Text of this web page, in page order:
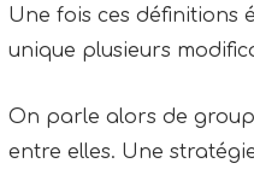
Une fois ces définitions
unique plusieurs
On parle alors de
entre elles. Une